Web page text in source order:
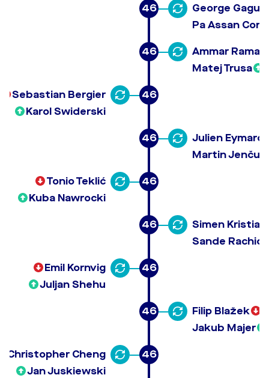
46
George Gagua
Pa Assan Corr
46
Ammar
Matej Trusa
46
Sebastian Bergier
Karol Swiderski
46
Julien Eymard
Martin Jenčuš
46
Tonio Teklić
Kuba Nawrocki
46
Simen
Sande Rachid
46
Emil Kornvig
Juljan Shehu
46
Filip Blažek
Jakub Majer
46
Christopher Cheng
Jan Juskiewski